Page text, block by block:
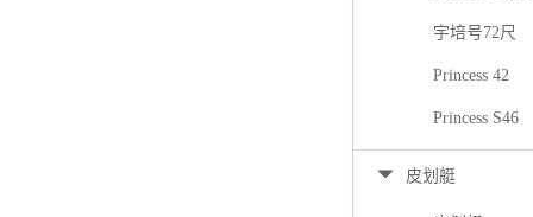
宇培号72尺
Princess 42
Princess S46
皮划艇